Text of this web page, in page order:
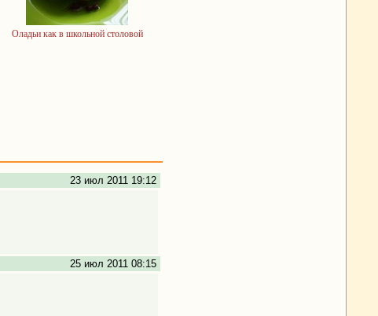
Оладьи как в школьной столовой
23 июл 2011 19:12
25 июл 2011 08:15